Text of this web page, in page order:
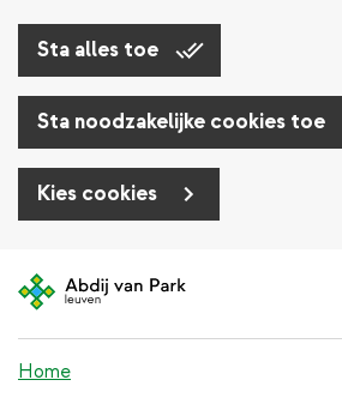
Sta alles toe
Sta noodzakelijke cookies toe
Kies cookies
en
inhoud
Home